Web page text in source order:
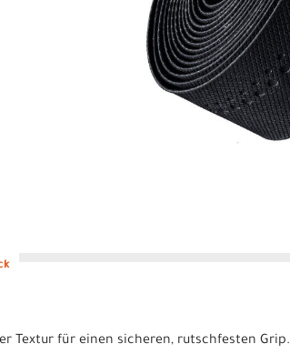
Textur für einen sicheren, rutschfesten Grip.